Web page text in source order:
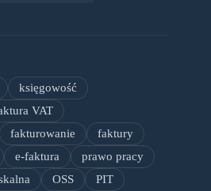
księgowość
VAT
fakturowanie
faktury
e-faktura
prawo pracy
OSS
PIT